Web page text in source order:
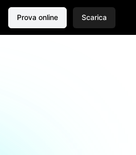
Prova online Scarica